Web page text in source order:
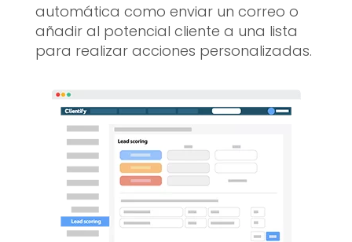
automática como enviar un correo o
añadir al potencial cliente a una lista
para realizar acciones personalizadas.